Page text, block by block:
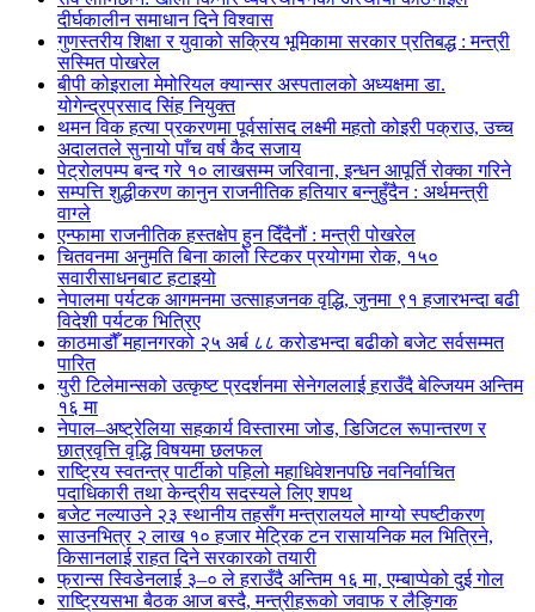
दीर्घकालीन समाधान दिने विश्वास
गुणस्तरीय शिक्षा र युवाको सक्रिय भूमिकामा सरकार प्रतिबद्ध : मन्त्री
सस्मित पोखरेल
बीपी कोइराला मेमोरियल क्यान्सर अस्पतालको अध्यक्षमा डा.
योगेन्द्रप्रसाद सिंह नियुक्त
थमन विक हत्या प्रकरणमा पूर्वसांसद लक्ष्मी महतो कोइरी पक्राउ, उच्च
अदालतले सुनायो पाँच वर्ष कैद सजाय
पेट्रोलपम्प बन्द गरे १० लाखसम्म जरिवाना, इन्धन आपूर्ति रोक्का गरिने
सम्पत्ति शुद्धीकरण कानुन राजनीतिक हतियार बन्नुहुँदैन : अर्थमन्त्री
वाग्ले
एन्फामा राजनीतिक हस्तक्षेप हुन दिँदैनौं : मन्त्री पोखरेल
चितवनमा अनुमति बिना कालो स्टिकर प्रयोगमा रोक, १५०
सवारीसाधनबाट हटाइयो
नेपालमा पर्यटक आगमनमा उत्साहजनक वृद्धि, जुनमा ९१ हजारभन्दा बढी
विदेशी पर्यटक भित्रिए
काठमाडौँ महानगरको २५ अर्ब ८८ करोडभन्दा बढीको बजेट सर्वसम्मत
पारित
युरी टिलेमान्सको उत्कृष्ट प्रदर्शनमा सेनेगललाई हराउँदै बेल्जियम अन्तिम
१६ मा
नेपाल–अष्ट्रेलिया सहकार्य विस्तारमा जोड, डिजिटल रूपान्तरण र
छात्रवृत्ति वृद्धि विषयमा छलफल
राष्ट्रिय स्वतन्त्र पार्टीको पहिलो महाधिवेशनपछि नवनिर्वाचित
पदाधिकारी तथा केन्द्रीय सदस्यले लिए शपथ
बजेट नल्याउने २३ स्थानीय तहसँग मन्त्रालयले माग्यो स्पष्टीकरण
साउनभित्र २ लाख १० हजार मेट्रिक टन रासायनिक मल भित्रिने,
किसानलाई राहत दिने सरकारको तयारी
फ्रान्स स्विडेनलाई ३–० ले हराउँदै अन्तिम १६ मा, एम्बाप्पेको दुई गोल
राष्ट्रियसभा बैठक आज बस्दै, मन्त्रीहरूको जवाफ र लैङ्गिक